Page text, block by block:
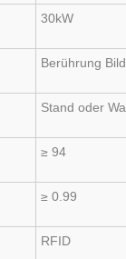
30kW
Berührung
Stand oder
≥ 94
≥ 0.99
RFID